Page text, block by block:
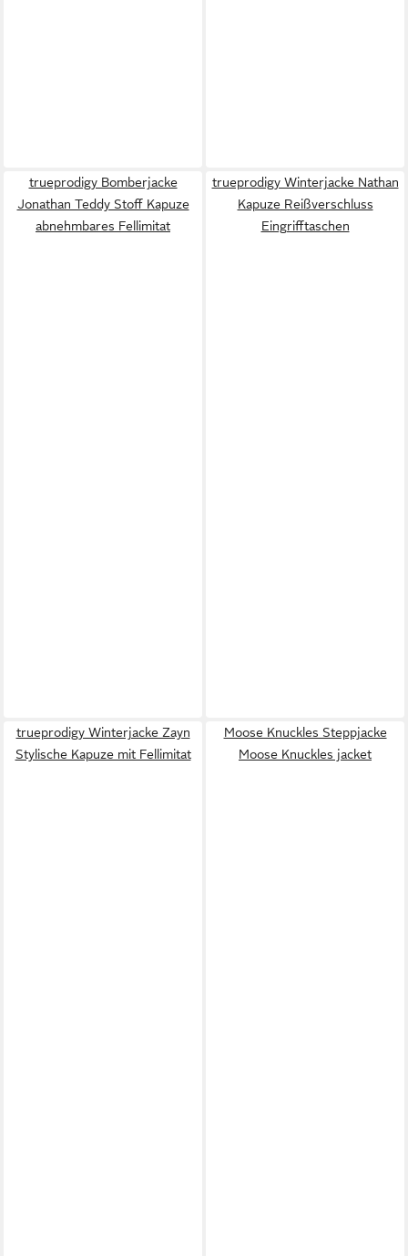
trueprodigy Bomberjacke
Jonathan Teddy Stoff Kapuze
abnehmbares Fellimitat
trueprodigy Winterjacke Nathan
Kapuze Reißverschluss
Eingrifftaschen
trueprodigy Winterjacke Zayn
Stylische Kapuze mit Fellimitat
Moose Knuckles Steppjacke
Moose Knuckles jacket